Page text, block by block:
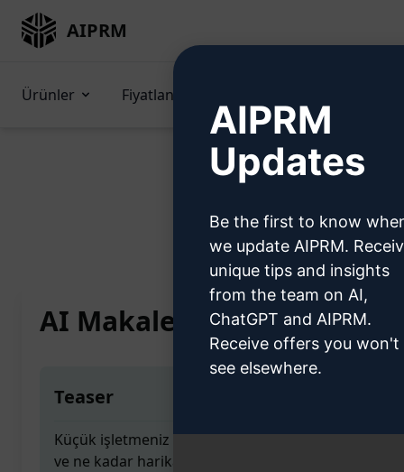
AIPRM
Ürünler Fiyatlandırma
Home / Yapay Zeka
AI Makale Yazarı 100%
Teaser
Küçük işletmeniz için en iyi makaleyi AI yazarı ile
ve ne kadar harika bir yazar olduğunu görün.
AIPRM
Updates
Be the first to know
we update AIPRM.
unique tips and insights
from the team on AI,
ChatGPT and AIPRM.
Receive offers you won't
see elsewhere.